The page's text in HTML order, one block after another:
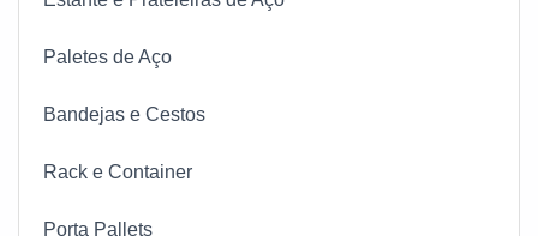
Paletes de Aço
Bandejas e Cestos
Rack e Container
Porta Pallets